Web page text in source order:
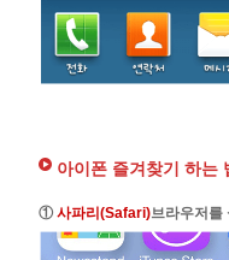
아이폰 즐겨찾기 하는
① 사파리(Safari)브라우저를